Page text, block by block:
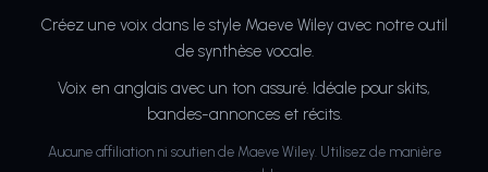
Créez une voix dans le style Maeve Wiley avec notre outil
de synthèse vocale.
Voix en anglais avec un ton assuré. Idéale pour skits,
bandes-annonces et récits.
Aucune affiliation ni soutien de Maeve Wiley. Utilisez de manière